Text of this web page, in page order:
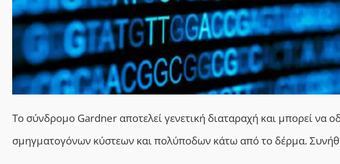
Το σύνδρομο Gardner αποτελεί γενετική διαταραχή και μπορεί να
σμηγματογόνων κύστεων και πολύποδων κάτω από το δέρμα.